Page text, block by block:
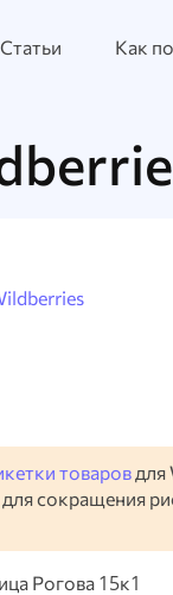
Статьи Как
товаров для
для сокращения
Рогова 15к1